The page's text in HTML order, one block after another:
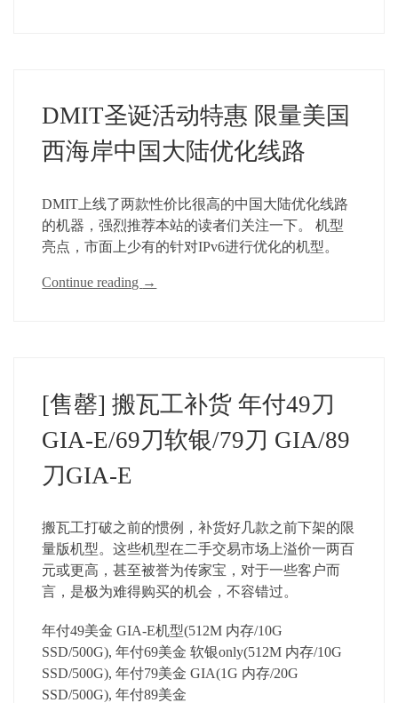
DMIT圣诞活动特惠 限量美国
西海岸中国大陆优化线路
DMIT上线了两款性价比很高的中国大陆优化线路
的机器，强烈推荐本站的读者们关注一下。 机型
亮点，市面上少有的针对IPv6进行优化的机型。
Continue reading →
[售罄] 搬瓦工补货 年付49刀
GIA-E/69刀软银/79刀 GIA/89
刀GIA-E
搬瓦工打破之前的惯例，补货好几款之前下架的限
量版机型。这些机型在二手交易市场上溢价一两百
元或更高，甚至被誉为传家宝，对于一些客户而
言，是极为难得购买的机会，不容错过。
年付49美金 GIA-E机型(512M 内存/10G
SSD/500G), 年付69美金 软银only(512M 内存/10G
SSD/500G), 年付79美金 GIA(1G 内存/20G
SSD/500G), 年付89美金